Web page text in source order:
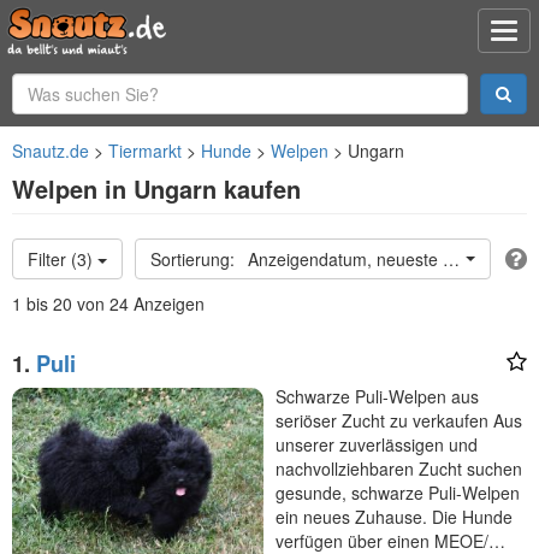
Snautz.de Tiermarkt Hunde Welpen Ungarn
Welpen in Ungarn kaufen
Filter (3)
Anzeigendatum, neueste oben
1 bis 20 von 24 Anzeigen
1. Puli
Schwarze Puli-Welpen aus
seriöser Zucht zu verkaufen Aus
unserer zuverlässigen und
nachvollziehbaren Zucht suchen
gesunde, schwarze Puli-Welpen
ein neues Zuhause. Die Hunde
verfügen über einen MEOE/…